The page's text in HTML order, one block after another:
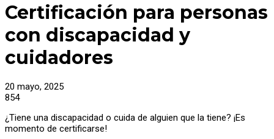
Certificación para personas
con discapacidad y
cuidadores
20 mayo, 2025
854
¿Tiene una discapacidad o cuida de alguien que la tiene? ¡Es
momento de certificarse!